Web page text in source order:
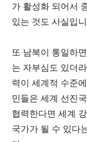
가 활성화 되어서
있는 것도 사실입
또 남북이 통일하
는 자부심도 있더
력이 세계적 수준
민들은 세계 선진
협력한다면 세계
국가가 될 수 있다